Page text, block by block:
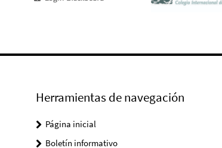
Herramientas de navegación
Página inicial
Boletín informativo